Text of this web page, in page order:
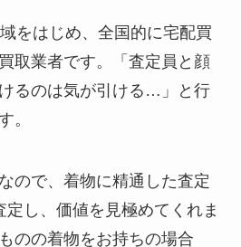
をはじめ、全国的に宅配買
取業者です。「査定員と顔
るのは気が引ける…」と行
。
ので、着物に精通した査定
定し、価値を見極めてくれま
のの着物をお持ちの場合